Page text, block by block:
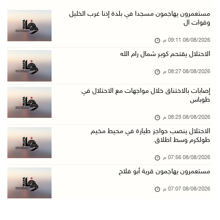
أطفال مبتورو الأطراف يتحدّون الألم بكرة القدم ...
08/آب/2026 04:42 م
جلسة لمجلس الأمن بشأن الضفة الغربية الثلاثاء ...
50 طفلا وطفلة من القدس يستعدون للمغادرة إلى ا ...
08/آب/2026 03:51 م
مستعمر إرهابي يُطلق مواشيه في أراضي الطيبة شر ...
08/آب/2026 02:37 م
إصابتان في هجوم للمستعمرين الإرهابيين على بيت ...
الرئيس يستقبل مجلس بلدية بيت لحم ويؤكد النهوض ...
مستعمرون يهاجمون مسجدا في بلدة إذنا غرب الخليل
وقوات ال
08/08/2026 09:11 م
الاحتلال يقتحم كوبر شمال رام الله
08/08/2026 08:27 م
إصابات بالاختناق خلال مواجهات مع الاحتلال في
طوباس
08/08/2026 08:23 م
الاحتلال ينصب حواجز طيارة في محيط مخيم
طولكرم وسط اطلاق
08/08/2026 07:56 م
مستعمرون يهاجمون قرية أبو فلاح
08/08/2026 07:07 م